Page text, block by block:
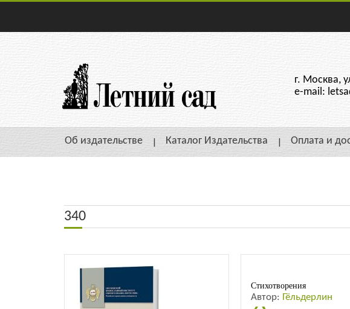
г. Москва,
e-mail:
Об издательстве Каталог Издательства Оплата и
340
Стихотворения
Автор: Гёльдерлин